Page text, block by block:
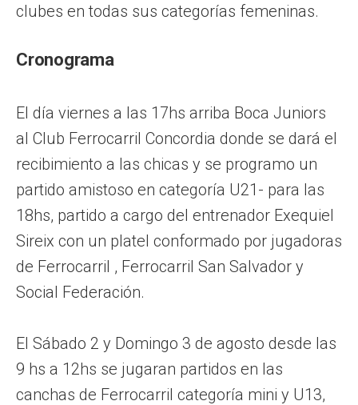
clubes en todas sus categorías femeninas.
Cronograma
El día viernes a las 17hs arriba Boca Juniors
al Club Ferrocarril Concordia donde se dará el
recibimiento a las chicas y se programo un
partido amistoso en categoría U21- para las
18hs, partido a cargo del entrenador Exequiel
Sireix con un platel conformado por jugadoras
de Ferrocarril , Ferrocarril San Salvador y
Social Federación.
El Sábado 2 y Domingo 3 de agosto desde las
9 hs a 12hs se jugaran partidos en las
canchas de Ferrocarril categoría mini y U13,